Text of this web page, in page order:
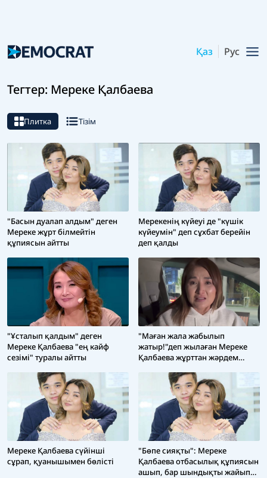
Қаз Рус
Тегтер: Мереке Қалбаева
Плитка Тізім
"Басын дуалап алдым" деген
Мереке жұрт білмейтін
құпиясын айтты
Мерекенің күйеуі де "күшік
күйеумін" деп сұхбат берейін
деп қалды
"Ұсталып қалдым" деген
Мереке Қалбаева "ең кайф
сезімі" туралы айтты
"Маған жала жабылып
жатыр!"деп жылаған Мереке
Қалбаева жұрттан жәрдем
Мереке Қалбаева сүйінші
сұрап, қуанышымен бөлісті
"Бөпе сияқты": Мереке
Қалбаева отбасылық құпиясын
ашып, бар шындықты жайып